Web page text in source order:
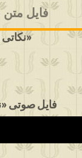
فایل متن «ابیاتی
نکاتی از قصه شب‌دزدان و سلطان محمود، قسمت چهارم» - خانم زهرا از نوشهر»
فایل صوتی